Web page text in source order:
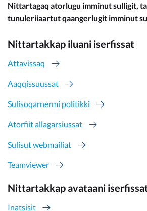
Nittartagaq atorlugu imminut sulligit,
tunuleriiaartut qaangerlugit imminut
Nittartakkap iluani iserfissat
Attavissaq
Aaqqissuussat
Sulisoqarnermi politikki
Atorfiit allagarsiussat
Sulisut webmailiat
Teamviewer
Nittartakkap avataani
Inatsisit